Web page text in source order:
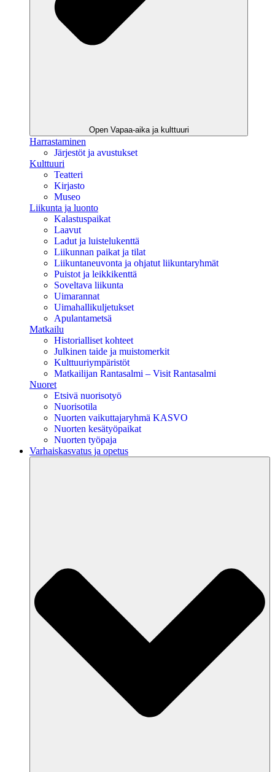
Open Vapaa-aika ja kulttuuri
Harrastaminen
Järjestöt ja avustukset
Kulttuuri
Teatteri
Kirjasto
Museo
Liikunta ja luonto
Kalastuspaikat
Laavut
Ladut ja luistelukenttä
Liikunnan paikat ja tilat
Liikuntaneuvonta ja ohjatut liikuntaryhmät
Puistot ja leikkikenttä
Soveltava liikunta
Uimarannat
Uimahallikuljetukset
Apulantametsä
Matkailu
Historialliset kohteet
Julkinen taide ja muistomerkit
Kulttuuriympäristöt
Matkailijan Rantasalmi – Visit Rantasalmi
Nuoret
Etsivä nuorisotyö
Nuorisotila
Nuorten vaikuttajaryhmä KASVO
Nuorten kesätyöpaikat
Nuorten työpaja
Varhaiskasvatus ja opetus